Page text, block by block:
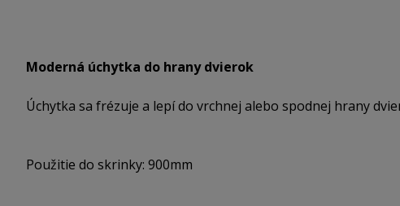
Moderná úchytka do hrany dvierok
Úchytka sa frézuje a lepí do vrchnej alebo spodnej hrany
Použitie do skrinky: 900mm